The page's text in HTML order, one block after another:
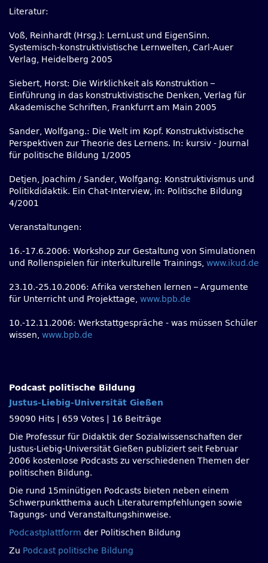
Literatur:
Voß, Reinhardt (Hrsg.): LernLust und EigenSinn.
Systemisch-konstruktivistische Lernwelten, Carl-Auer
Verlag, Heidelberg 2005
Siebert, Horst: Die Wirklichkeit als Konstruktion –
Einführung in das konstruktivistische Denken, Verlag für
Akademische Schriften, Frankfurrt am Main 2005
Sander, Wolfgang.: Die Welt im Kopf. Konstruktivistische
Perspektiven zur Theorie des Lernens. In: kursiv - Journal
für politische Bildung 1/2005
Detjen, Joachim / Sander, Wolfgang: Konstruktivismus und
Politikdidaktik. Ein Chat-Interview, in: Politische Bildung
4/2001
Veranstaltungen:
16.-17.6.2006: Workshop zur Gestaltung von Simulationen
und Rollenspielen für interkulturelle Trainings, www.ikud.de
23.10.-25.10.2006: Afrika verstehen lernen – Argumente
für Unterricht und Projekttage, www.bpb.de
10.-12.11.2006: Werkstattgespräche - was müssen Schüler
wissen, www.bpb.de
Podcast politische Bildung
Justus-Liebig-Universität Gießen
59090 Hits
659 Votes
16 Beiträge
Die Professur für Didaktik der Sozialwissenschaften der
Justus-Liebig-Universität Gießen publiziert seit Februar
2006 kostenlose Podcasts zu verschiedenen Themen der
politischen Bildung.
Die rund 15minütigen Podcasts bieten neben einem
Schwerpunktthema auch Literaturempfehlungen sowie
Tagungs- und Veranstaltungshinweise.
Podcastplattform der Politischen Bildung
Zu Podcast politische Bildung